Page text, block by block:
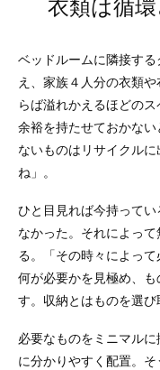
衣類は循環
ベッドルームに隣接す
え、家族４人分の衣類
らば溢れかえるほどの
余裕を持たせておかな
ないものはリサイクル
ね」。
ひと目見れば今持って
なかった。それによっ
る。「その時々によって
何が必要かを見極め、
す。収納とはものを選び
必要なものをミニマル
に分かりやすく配置。